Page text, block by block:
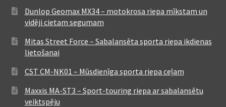
Dunlop Geomax MX34 – motokrosa riepa mīkstam un
vidēji cietam segumam
Mitas Street Force – Sabalansēta sporta riepa ikdienas
lietošanai
CST CM-NK01 – Mūsdienīga sporta riepa ceļam
Maxxis MA-ST3 – Sport-touring riepa ar sabalansētu
veiktspēju